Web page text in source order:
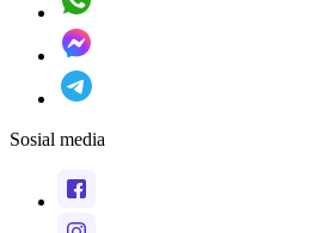
Sosial media